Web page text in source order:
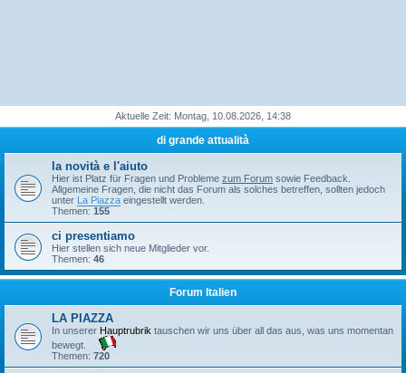
Aktuelle Zeit: Montag, 10.08.2026, 14:38
di grande attualità
la novità e l'aiuto
Hier ist Platz für Fragen und Probleme zum Forum sowie Feedback.
Allgemeine Fragen, die nicht das Forum als solches betreffen, sollten jedoch
unter La Piazza eingestellt werden.
Themen: 155
ci presentiamo
Hier stellen sich neue Mitglieder vor.
Themen: 46
Forum Italien
LA PIAZZA
In unserer Hauptrubrik tauschen wir uns über all das aus, was uns momentan
bewegt.
Themen: 720